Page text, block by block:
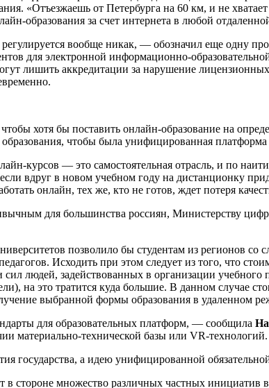
«Отъезжаешь от Петербурга на 60 км, и не
образования за счет интернета в любой
вообще никак, — обозначил еще одну
для электронной информационно-
лишить аккредитации за нарушение
хотя бы поставить онлайн-образование на
чтобы была унифицированная
курсов — это самостоятельная отрасль, и по
вдруг в новом учебном году на дистанционку
онлайн, тех же, кто не готов, ждет потеря
для большинства россиян, Министерству
позволило бы студентам из регионов со
Исходить при этом следует из того, что
людей, задействованных в организации
на это тратится куда большие. В данном случае
выбранной формы образования в удаленном
для образовательных платформ, — сообщила
материально-технической базы или VR-технологий.
государства, а идею унифицированной
стороне множество различных частных инициатив